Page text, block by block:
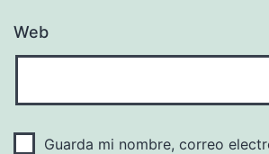
Web
Guarda mi nombre, correo